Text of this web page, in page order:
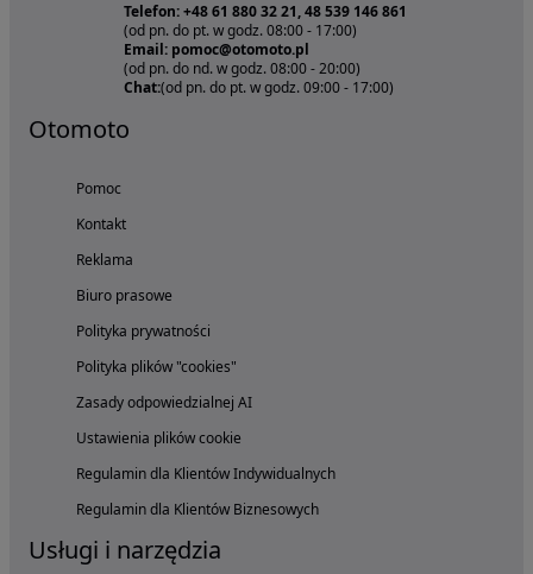
Telefon: +48 61 880 32 21, 48 539 146 861
(od pn. do pt. w godz. 08:00 - 17:00)
Email: pomoc@otomoto.pl
(od pn. do nd. w godz. 08:00 - 20:00)
Chat:(od pn. do pt. w godz. 09:00 - 17:00)
Otomoto
Pomoc
Kontakt
Reklama
Biuro prasowe
Polityka prywatności
Polityka plików "cookies"
Zasady odpowiedzialnej AI
Ustawienia plików cookie
Regulamin dla Klientów Indywidualnych
Regulamin dla Klientów Biznesowych
Usługi i narzędzia